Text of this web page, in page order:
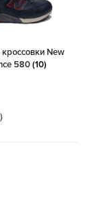
New
580(10)